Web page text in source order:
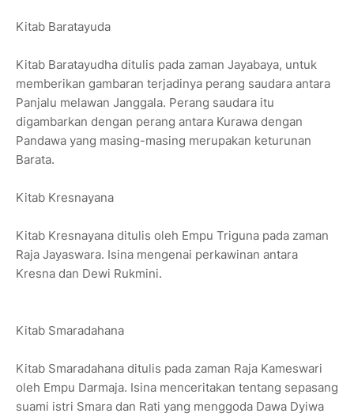
Kitab Baratayuda
Kitab Baratayudha ditulis pada zaman Jayabaya, untuk
memberikan gambaran terjadinya perang saudara antara
Panjalu melawan Janggala. Perang saudara itu
digambarkan dengan perang antara Kurawa dengan
Pandawa yang masing-masing merupakan keturunan
Barata.
Kitab Kresnayana
Kitab Kresnayana ditulis oleh Empu Triguna pada zaman
Raja Jayaswara. Isina mengenai perkawinan antara
Kresna dan Dewi Rukmini.
Kitab Smaradahana
Kitab Smaradahana ditulis pada zaman Raja Kameswari
oleh Empu Darmaja. Isina menceritakan tentang sepasang
suami istri Smara dan Rati yang menggoda Dawa Dyiwa